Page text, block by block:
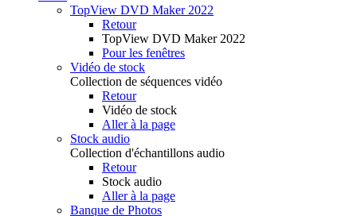
TopView DVD Maker 2022
Retour
TopView DVD Maker 2022
Pour les fenêtres
Vidéo de stock
Collection de séquences vidéo
Retour
Vidéo de stock
Aller à la page
Stock audio
Collection d'échantillons audio
Retour
Stock audio
Aller à la page
Banque de Photos